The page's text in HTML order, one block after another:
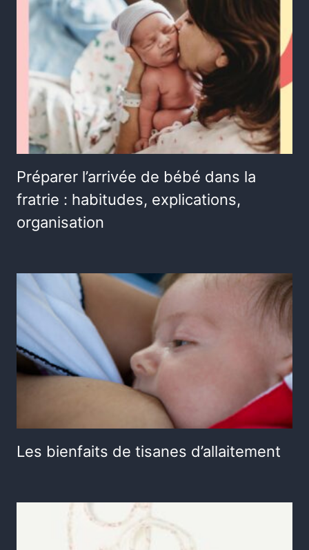
Préparer l’arrivée de bébé dans la
fratrie : habitudes, explications,
organisation
Les bienfaits de tisanes d’allaitement